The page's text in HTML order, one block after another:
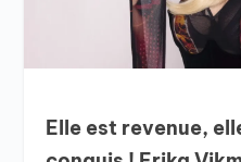
Elle est revenue,